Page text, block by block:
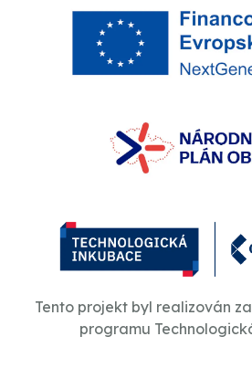
Tento projekt byl realizován
programu